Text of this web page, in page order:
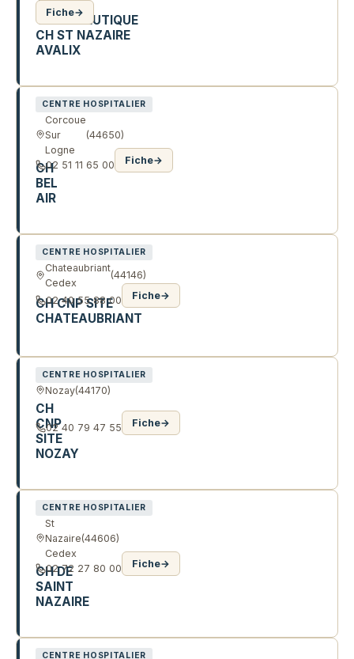
APT
THERAPEUTIQUE
CH ST NAZAIRE
AVALIX
Fiche→
CENTRE HOSPITALIER
Corcoue
Sur
Logne
(44650)
CH
BEL
AIR
02 51 11 65 00 Fiche→
CENTRE HOSPITALIER
Chateaubriant
Cedex
(44146)
CH CNP SITE
CHATEAUBRIANT
02 40 55 88 00 Fiche→
CENTRE HOSPITALIER
Nozay(44170)
CH
CNP
SITE
NOZAY
02 40 79 47 55 Fiche→
CENTRE HOSPITALIER
St
Nazaire
Cedex
(44606)
CH DE
SAINT
NAZAIRE
02 72 27 80 00 Fiche→
CENTRE HOSPITALIER